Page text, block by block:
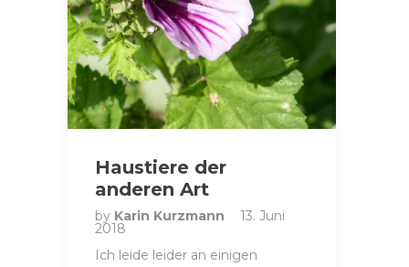
Haustiere der
anderen Art
by Karin Kurzmann 13. Juni
2018
Ich leide leider an einigen